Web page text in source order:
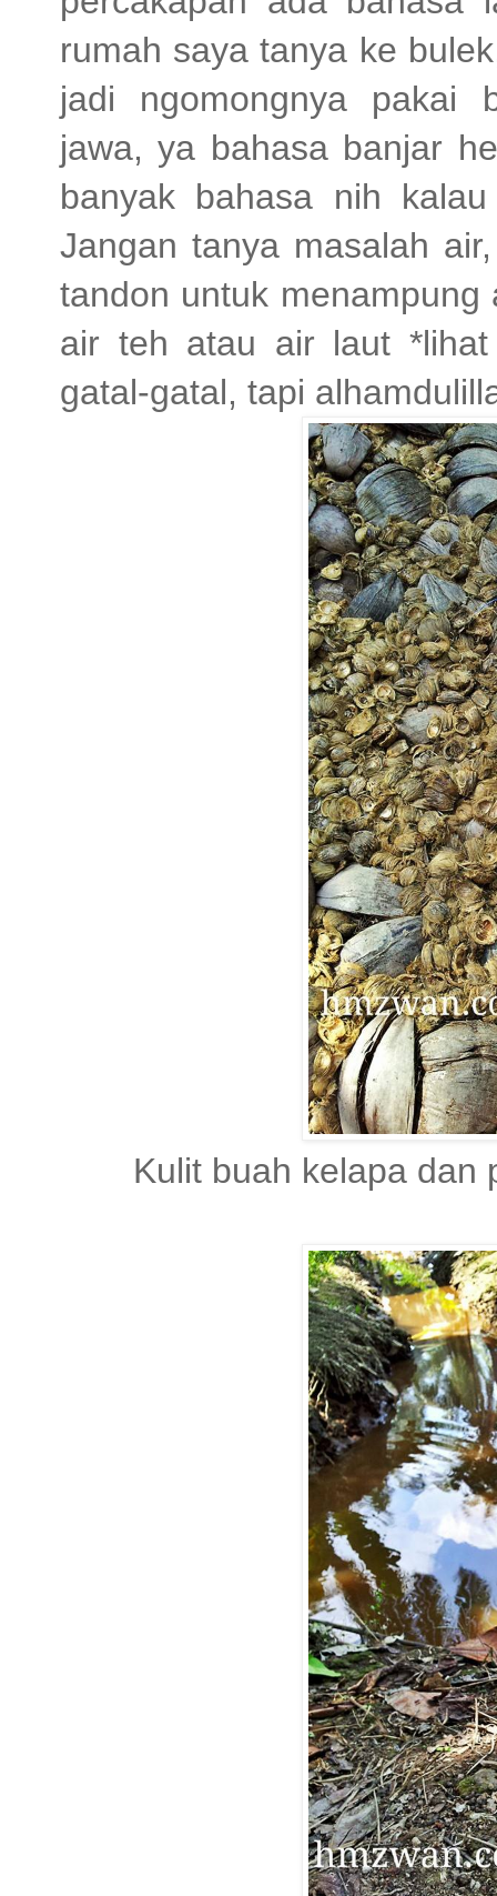
rumah saya tanya ke
jadi ngomongnya pakai
jawa, ya bahasa banjar
banyak bahasa nih
Jangan tanya masalah
tandon untuk
air teh atau air laut
gatal-gatal, tapi
Kulit buah kelapa dan